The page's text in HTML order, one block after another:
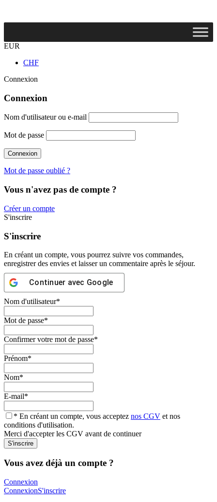
EUR
CHF
Connexion
Connexion
Nom d'utilisateur ou e-mail
Mot de passe
Mot de passe oublié ?
Vous n'avez pas de compte ?
Créer un compte
S'inscrire
S'inscrire
En créant un compte, vous pourrez suivre vos commandes,
enregistrer des envies et laisser un commentaire après le séjour.
Continuer avec Google
Nom d'utilisateur*
Mot de passe*
Confirmer votre mot de passe*
Prénom*
Nom*
E-mail*
* En créant un compte, vous acceptez nos CGV et nos
conditions d'utilisation.
Merci d'accepter les CGV avant de continuer
Vous avez déjà un compte ?
Connexion
ConnexionS'inscrire